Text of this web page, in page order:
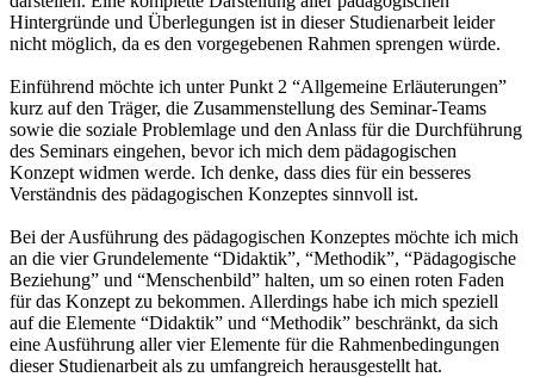
Hintergründe und Überlegungen ist in dieser Studienarbeit leider
nicht möglich, da es den vorgegebenen Rahmen sprengen würde.
Einführend möchte ich unter Punkt 2 “Allgemeine Erläuterungen”
kurz auf den Träger, die Zusammenstellung des Seminar-Teams
sowie die soziale Problemlage und den Anlass für die Durchführung
des Seminars eingehen, bevor ich mich dem pädagogischen
Konzept widmen werde. Ich denke, dass dies für ein besseres
Verständnis des pädagogischen Konzeptes sinnvoll ist.
Bei der Ausführung des pädagogischen Konzeptes möchte ich mich
an die vier Grundelemente “Didaktik”, “Methodik”, “Pädagogische
Beziehung” und “Menschenbild” halten, um so einen roten Faden
für das Konzept zu bekommen. Allerdings habe ich mich speziell
auf die Elemente “Didaktik” und “Methodik” beschränkt, da sich
eine Ausführung aller vier Elemente für die Rahmenbedingungen
dieser Studienarbeit als zu umfangreich herausgestellt hat.